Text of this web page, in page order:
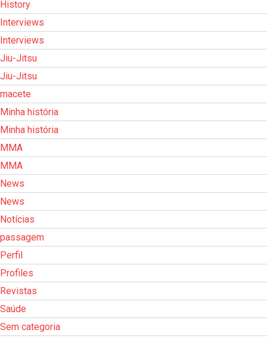
History
Interviews
Interviews
Jiu-Jitsu
Jiu-Jitsu
macete
Minha história
Minha história
MMA
MMA
News
News
Notícias
passagem
Perfil
Profiles
Revistas
Saúde
Sem categoria